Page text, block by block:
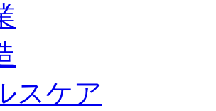
スケア